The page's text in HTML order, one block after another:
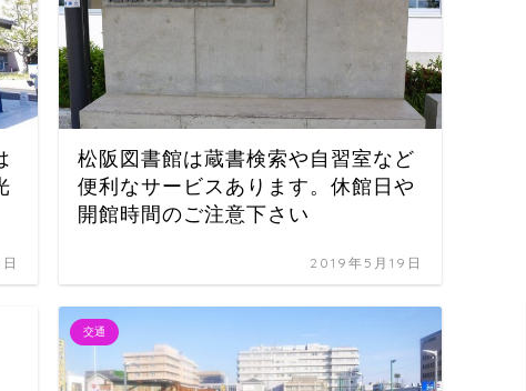
松阪図書館は蔵書検索や自習室など
便利なサービスあります。休館日や
開館時間のご注意下さい
2019年5月19日
交通